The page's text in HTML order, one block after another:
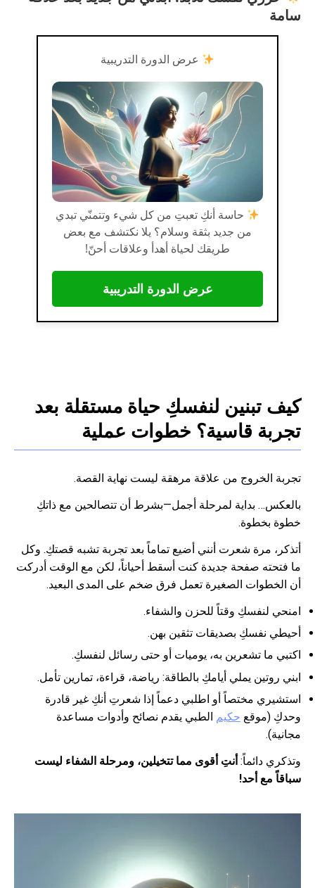
سامة
عرض الدورة التدريبية
حاسة أنكِ تعبتِ من كل شيء وتتمنّي تبدي
من جديد بثقة وسلام؟ يلا نكتشف مع بعض
طريقك لحياة أهدأ وعلاقات أحنّ!
عرض الدورة التدريبية
كيف تبنين لنفسكِ حياة مستقلة بعد
تجربة قاسية؟ خطوات عملية
تجربة الخروج من علاقة مرهقة ليست نهاية القصة.
بالعكس… بداية لمرحلة أجمل—بشرط أن تتصالحين مع ذاتكِ
خطوة بخطوة.
أتذكر، مرة شعرت أنني أضيع تماماً بعد تجربة تشبه قصتكِ. وكل
ما فتحته صفحة جديدة كنت أسقط أحياناً، لكن مع الوقت أدركت
أن الخطوات الصغيرة تعمل فرق ضخم على المدى البعيد.
امنحي لنفسكِ وقتاً للحزن والشفاء.
أحيطي نفسكِ بصديقات تثقين بهن.
اكتبي ما تشعرين به، يوميات أو حتى رسائل لنفسكِ.
ابني روتين يملي أيامكِ بالطاقة: رياضة، قراءة، تمارين تأمل.
استشيري مختصاً أو اطلبي دعماً إذا شعرتِ أنكِ غير قادرة
وحدكِ (موقع حكيم الطبي يقدم نصائح وأدوات مساعدة
مجانية).
وتذكري دائماً: أنتِ أقوى مما تتخيلين، ومرحلة الشفاء ليست
سباقاً مع أحد!